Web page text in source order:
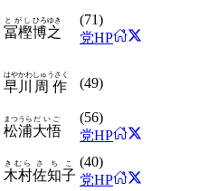
冨樫
とがし
博之
ひろゆき (71)
党HP
早川
はやかわ
周作
しゅうさく
(49)
松浦
まつうら
大悟
だいご (56)
党HP
木村
きむら
佐知子
さちこ (40)
党HP